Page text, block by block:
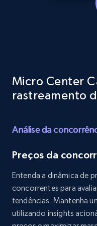
Etsy - Collects
URL, Product id,
price, and more.
1.9K+
Amazon products
Asin, URL, Name,
Micro Center
rastreamento
Análise da
Preços da
Entenda a dinâmica de
concorrentes para
tendências. Mantenha
utilizando insights